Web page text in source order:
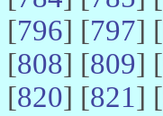
[796] [797] [
[808] [809] [
[820] [821] [